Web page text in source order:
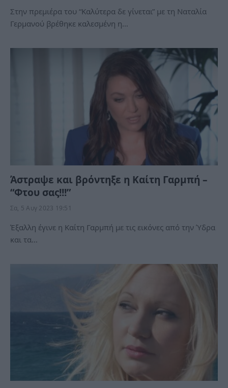
Στην πρεμιέρα του “Καλύτερα δε γίνεται” με τη Ναταλία
Γερμανού βρέθηκε καλεσμένη η…
Άστραψε και βρόντηξε η Καίτη Γαρμπή –
“Φτου σας!!!”
Σα, 5 Αυγ 2023 19:51
Έξαλλη έγινε η Καίτη Γαρμπή με τις εικόνες από την Ύδρα
και τα…